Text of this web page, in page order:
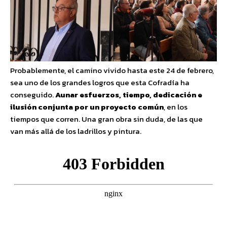
Probablemente, el camino vivido hasta este 24 de febrero,
sea uno de los grandes logros que esta Cofradía ha
conseguido.Aunar esfuerzos, tiempo, dedicación e
ilusión conjuntapor un proyecto común, en los
tiempos que corren. Una gran obra sin duda, de las que
van más allá de los ladrillos y pintura.